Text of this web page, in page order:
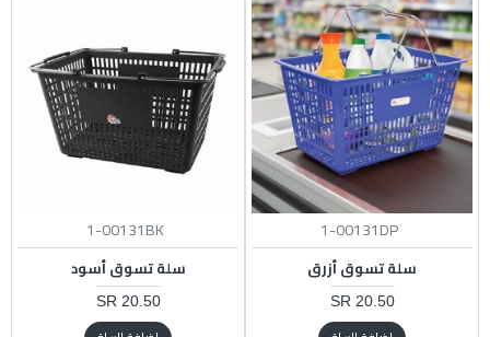
1-00131DP
سلة تسوق أزرق
20.50 SR
1-00131BK
سلة تسوق أسود
20.50 SR